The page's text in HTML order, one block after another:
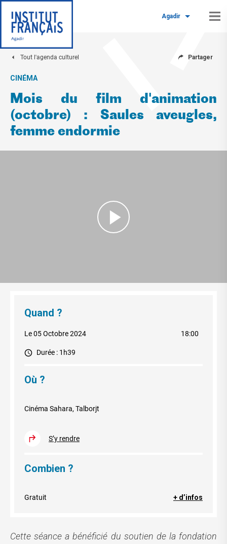
Agadir
Tout l'agenda culturel Partager
CINÉMA
Mois du film d'animation
(octobre) : Saules aveugles,
femme endormie
Quand ?
Le 05 Octobre 2024 18:00
Durée : 1h39
Où ?
Cinéma Sahara, Talborjt
S’y rendre
Combien ?
Gratuit + d’infos
Cette séance a bénéficié du soutien de la fondation